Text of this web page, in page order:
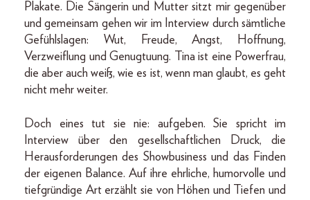
Plakate. Die Sängerin und Mutter sitzt mir gegenüber
und gemeinsam gehen wir im Interview durch sämtliche
Gefühlslagen: Wut, Freude, Angst, Hoffnung,
Verzweiflung und Genugtuung. Tina ist eine Powerfrau,
die aber auch weiß, wie es ist, wenn man glaubt, es geht
nicht mehr weiter.
Doch eines tut sie nie: aufgeben. Sie spricht im
Interview über den gesellschaftlichen Druck, die
Herausforderungen des Showbusiness und das Finden
der eigenen Balance. Auf ihre ehrliche, humorvolle und
tiefgründige Art erzählt sie von Höhen und Tiefen und